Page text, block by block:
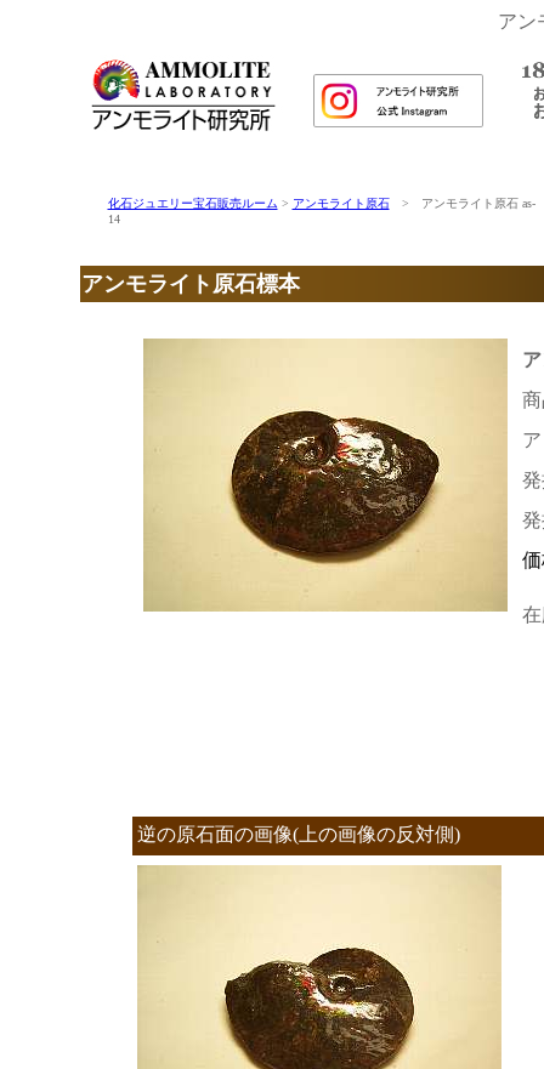
アン
化石ジュエリー宝石販売ルーム > アンモライト原石> アンモライト原石 as-
14
アンモライト原石標本
商
逆の原石面の画像(上の画像の反対側)